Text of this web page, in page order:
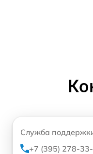
Служба
+7 (395) 278-